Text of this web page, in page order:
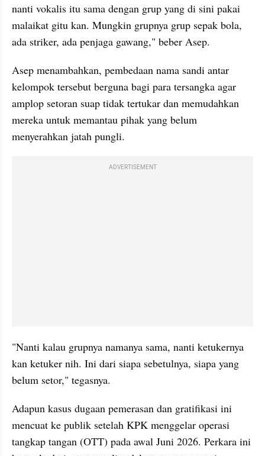
nanti vokalis itu sama dengan grup yang di sini pakai
malaikat gitu kan. Mungkin grupnya grup sepak bola,
ada striker, ada penjaga gawang," beber Asep.
Asep menambahkan, pembedaan nama sandi antar
kelompok tersebut berguna bagi para tersangka agar
amplop setoran suap tidak tertukar dan memudahkan
mereka untuk memantau pihak yang belum
menyerahkan jatah pungli.
ADVERTISEMENT
"Nanti kalau grupnya namanya sama, nanti ketukernya
kan ketuker nih. Ini dari siapa sebetulnya, siapa yang
belum setor," tegasnya.
Adapun kasus dugaan pemerasan dan gratifikasi ini
mencuat ke publik setelah KPK menggelar operasi
tangkap tangan (OTT) pada awal Juni 2026. Perkara ini